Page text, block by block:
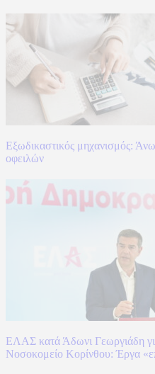
Εξωδικαστικός μηχανισμός:
οφειλών
ΕΛΑΣ κατά Άδωνι Γεωργιάδη
Νοσοκομείο Κορίνθου: Έργα